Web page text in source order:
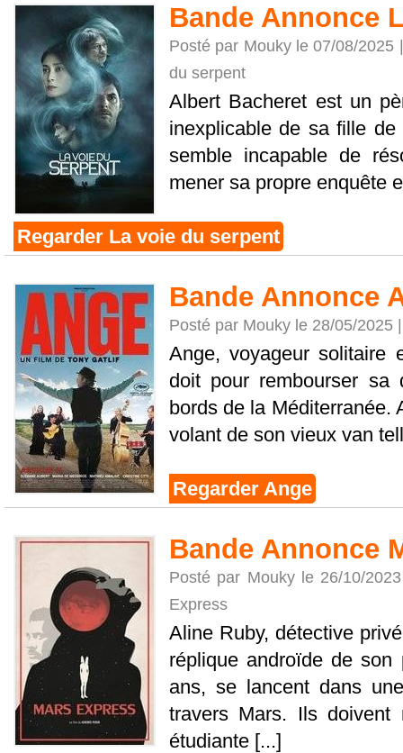
Bande Annonce
Posté par Mouky le 07/08/2025
du serpent
Albert Bacheret est un
inexplicable de sa fille
semble incapable de
mener sa propre enquête
Regarder La voie du serpent
Bande Annonce
Posté par Mouky le 28/05/2025
Ange, voyageur solitaire
doit pour rembourser
bords de la Méditerranée.
volant de son vieux van
Regarder Ange
Bande Annonce
Posté par Mouky le 26/10/
Express
Aline Ruby, détective
réplique androïde de son
ans, se lancent dans
travers Mars. Ils doivent
étudiante [...]